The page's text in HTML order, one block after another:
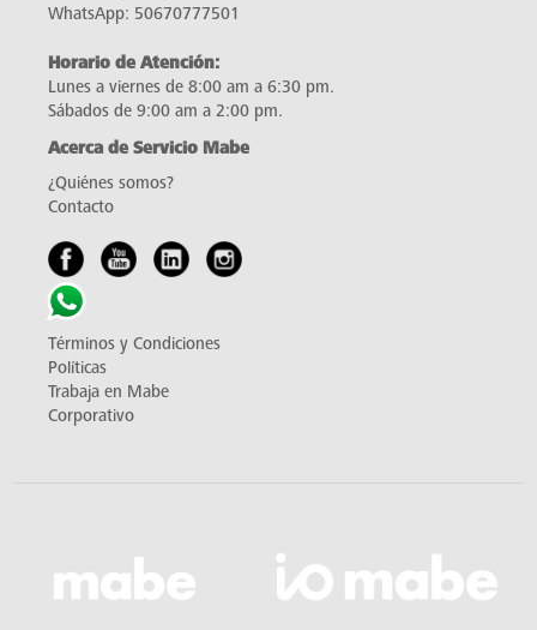
WhatsApp: 50670777501
Horario de Atención:
Lunes a viernes de 8:00 am a 6:30 pm.
Sábados de 9:00 am a 2:00 pm.
Acerca de Servicio Mabe
¿Quiénes somos?
Contacto
Términos y Condiciones
Políticas
Trabaja en Mabe
Corporativo